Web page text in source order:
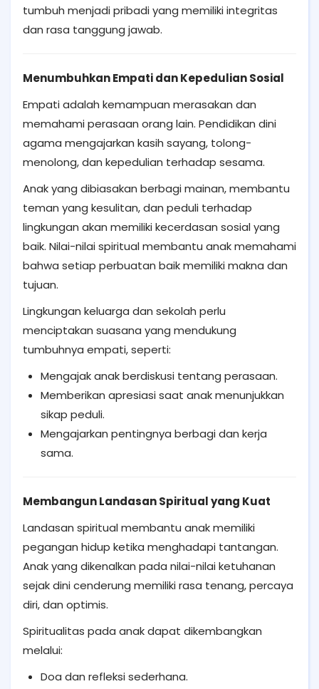
tumbuh menjadi pribadi yang memiliki integritas
dan rasa tanggung jawab.
Menumbuhkan Empati dan Kepedulian Sosial
Empati adalah kemampuan merasakan dan
memahami perasaan orang lain. Pendidikan dini
agama mengajarkan kasih sayang, tolong-
menolong, dan kepedulian terhadap sesama.
Anak yang dibiasakan berbagi mainan, membantu
teman yang kesulitan, dan peduli terhadap
lingkungan akan memiliki kecerdasan sosial yang
baik. Nilai-nilai spiritual membantu anak memahami
bahwa setiap perbuatan baik memiliki makna dan
tujuan.
Lingkungan keluarga dan sekolah perlu
menciptakan suasana yang mendukung
tumbuhnya empati, seperti:
Mengajak anak berdiskusi tentang perasaan.
Memberikan apresiasi saat anak menunjukkan
sikap peduli.
Mengajarkan pentingnya berbagi dan kerja
sama.
Membangun Landasan Spiritual yang Kuat
Landasan spiritual membantu anak memiliki
pegangan hidup ketika menghadapi tantangan.
Anak yang dikenalkan pada nilai-nilai ketuhanan
sejak dini cenderung memiliki rasa tenang, percaya
diri, dan optimis.
Spiritualitas pada anak dapat dikembangkan
melalui:
Doa dan refleksi sederhana.